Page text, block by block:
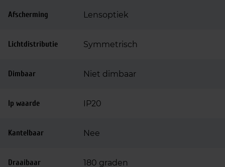
Afscherming Lensoptiek
Lichtdistributie Symmetrisch
Dimbaar Niet dimbaar
Ip waarde IP20
Kantelbaar Nee
Draaibaar 180 graden